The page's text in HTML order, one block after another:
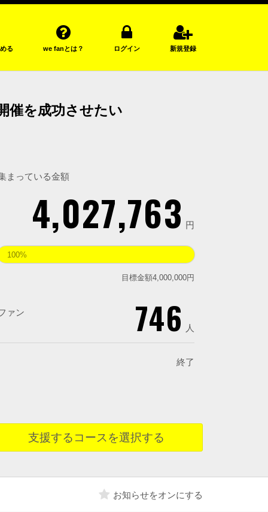
る we fanとは？ ログイン 新規登録
催を成功させたい
まっている金額
4,027,763 円
100%
目標金額4,000,000円
ァン 746 人
終了
支援するコースを選択する
お知らせをオンにする